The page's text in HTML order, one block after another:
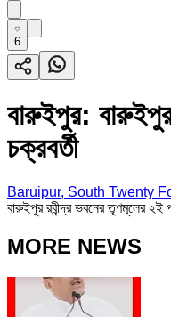
6
বারুইপুর:
চক্রবর্তী
Baruipur, South Twenty
বারুইপুর রবীন্দ্র ভবনের তৃণমূলের
MORE NEWS